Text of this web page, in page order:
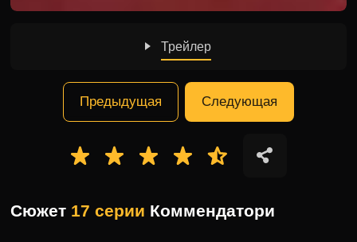
Трейлер
Предыдущая Следующая
Сюжет 17 серии Коммендатори